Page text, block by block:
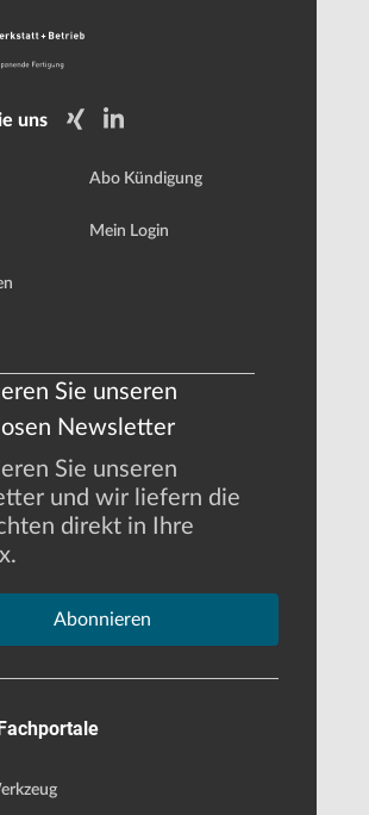
uns
Abo Kündigung
Mein Login
Sie unseren
Newsletter
Sie unseren
und wir liefern die
direkt in Ihre
Abonnieren